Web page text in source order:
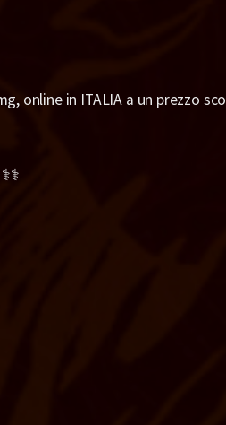
online in ITALIA a un prezzo